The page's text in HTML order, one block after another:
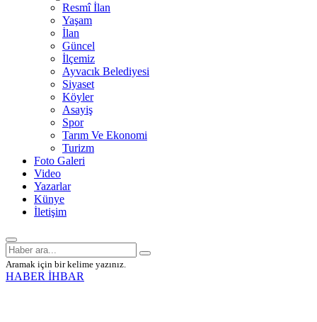
Resmî İlan
Yaşam
İlan
Güncel
İlçemiz
Ayvacık Belediyesi
Siyaset
Köyler
Asayiş
Spor
Tarım Ve Ekonomi
Turizm
Foto Galeri
Video
Yazarlar
Künye
İletişim
Aramak için bir kelime yazınız.
HABER İHBAR